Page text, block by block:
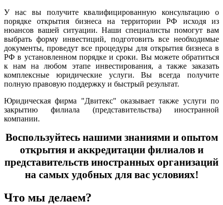
У нас вы получите квалифицированную консультацию о
порядке открытия бизнеса на территории РФ исходя из
нюансов вашей ситуации. Наши специалисты помогут вам
выбрать форму инвестиций, подготовить все необходимые
документы, проведут все процедуры для открытия бизнеса в
РФ в установленном порядке и сроки. Вы можете обратиться
к нам на любом этапе инвестирования, а также заказать
комплексные юридические услуги. Вы всегда получите
полную правовую поддержку и быстрый результат.
Юридическая фирма "Двитекс" оказывает также услуги по
закрытию филиала (представительства) иностранной
компании.
Воспользуйтесь нашими знаниями и опытом
открытия и аккредитации филиалов и
представительств иностранных организаций
на самых удобных для вас условиях!
Что мы делаем?